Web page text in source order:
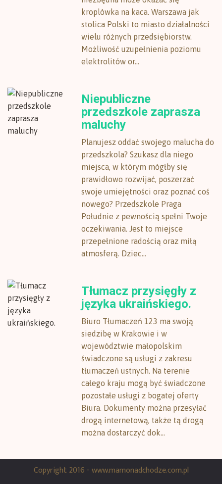
kroplówka na kaca. Warszawa jak
stolica Polski to miasto działalności
wielu różnych przedsiębiorstw.
Możliwość uzupełnienia poziomu
elektrolitów or...
Niepubliczne
przedszkole zaprasza
maluchy
Planujesz oddać swojego malucha do
przedszkola? Szukasz dla niego
miejsca, w którym mógłby się
prawidłowo rozwijać, poszerzać
swoje umiejętności oraz poznać coś
nowego? Przedszkole Praga
Południe z pewnością spełni Twoje
oczekiwania. Jest to miejsce
przepełnione radością oraz miłą
atmosferą. Dziec...
Tłumacz przysięgły z
języka ukraińskiego.
Biuro Tłumaczeń 123 ma swoją
siedzibę w Krakowie i w
województwie małopolskim
świadczone są usługi z zakresu
tłumaczeń ustnych. Na terenie
całego kraju mogą być świadczone
pozostałe usługi z bogatej oferty
Biura. Dokumenty można przesyłać
drogą internetową, także tą drogą
można dostarczyć dok...
Copyright 2016 - www.mamonadchodze.com.pl